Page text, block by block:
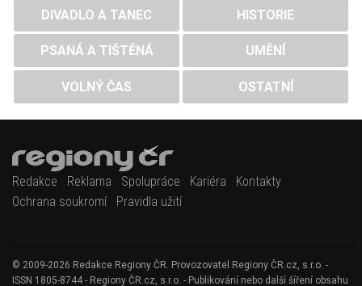
DIVADLO A TANEC HISTORIE
PSANÁ A TIŠTĚNÁ UMĚNÍ
VOLNÝ ČAS OSTATNÍ
Redakce Reklama Spolupráce Kariéra
Kontakty
Ochrana soukromí
Pravidla užití
© 2009-2026 Redakce Regiony ČR. Provozovatel Regiony ČR.cz, s.r.o. -
ISSN 1805-8744 - Regiony ČR.cz, s.r.o. - Publikování nebo další šíření obsahu